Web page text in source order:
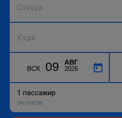
ВСК 09 АВГ
2026
1 пассажир
эконом